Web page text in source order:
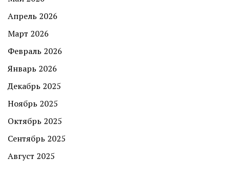
Апрель 2026
Март 2026
Февраль 2026
Январь 2026
Декабрь 2025
Ноябрь 2025
Октябрь 2025
Сентябрь 2025
Август 2025